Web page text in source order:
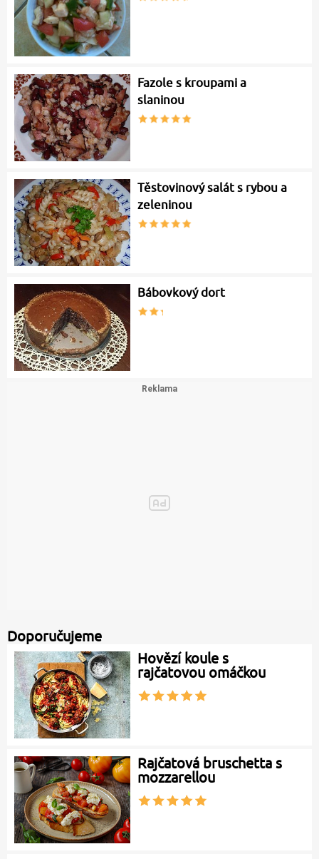
Fazole s kroupami a
slaninou
Těstovinový salát s rybou a
zeleninou
Bábovkový dort
Doporučujeme
Hovězí koule s
rajčatovou omáčkou
Rajčatová bruschetta s
mozzarellou